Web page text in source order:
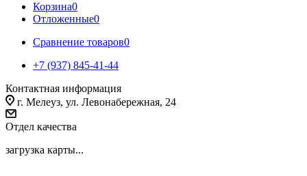
Корзина0
Отложенные0
Сравнение товаров0
+7 (937) 845-41-44
Контактная информация
г. Мелеуз, ул. Левонабережная, 24
Отдел качества
загрузка карты...